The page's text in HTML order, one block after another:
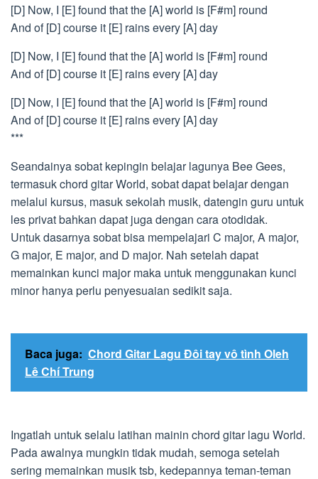
[D] Now, I [E] found that the [A] world is [F#m] round
And of [D] course it [E] rains every [A] day
[D] Now, I [E] found that the [A] world is [F#m] round
And of [D] course it [E] rains every [A] day
[D] Now, I [E] found that the [A] world is [F#m] round
And of [D] course it [E] rains every [A] day
***
Seandainya sobat kepingin belajar lagunya Bee Gees,
termasuk chord gitar World, sobat dapat belajar dengan
melalui kursus, masuk sekolah musik, datengin guru untuk
les privat bahkan dapat juga dengan cara otodidak.
Untuk dasarnya sobat bisa mempelajari C major, A major,
G major, E major, and D major. Nah setelah dapat
memainkan kunci major maka untuk menggunakan kunci
minor hanya perlu penyesuaian sedikit saja.
Baca juga: Chord Gitar Lagu Đôi tay vô tình Oleh
Lê Chí Trung
Ingatlah untuk selalu latihan mainin chord gitar lagu World.
Pada awalnya mungkin tidak mudah, semoga setelah
sering memainkan musik tsb, kedepannya teman-teman